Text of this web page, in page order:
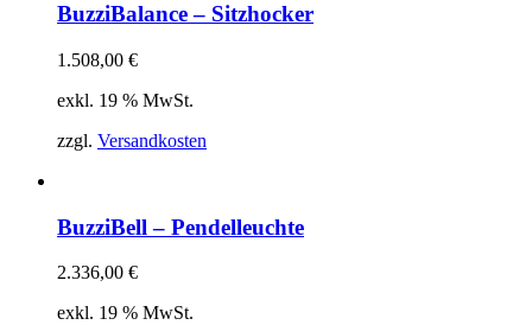
BuzziBalance – Sitzhocker
1.508,00 €
exkl. 19 % MwSt.
zzgl. Versandkosten
BuzziBell – Pendelleuchte
2.336,00 €
exkl. 19 % MwSt.